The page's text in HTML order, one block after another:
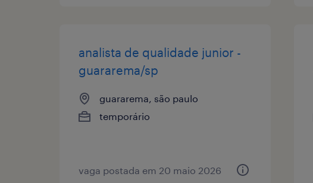
analista de qualidade junior -
guararema/sp
guararema, são paulo
temporário
vaga postada em 20 maio 2026